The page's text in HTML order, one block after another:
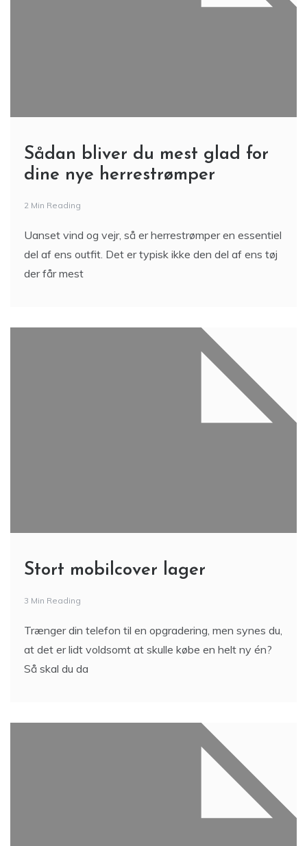
Sådan bliver du mest glad for
dine nye herrestrømper
2 Min Reading
Uanset vind og vejr, så er herrestrømper en essentiel
del af ens outfit. Det er typisk ikke den del af ens tøj
der får mest
Stort mobilcover lager
3 Min Reading
Trænger din telefon til en opgradering, men synes du,
at det er lidt voldsomt at skulle købe en helt ny én?
Så skal du da